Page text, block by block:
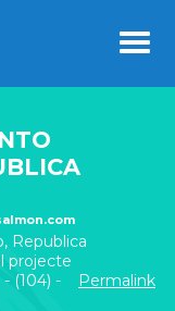
Republica
projecte
- (104) -
Permalink